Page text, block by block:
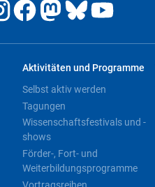
Aktivitäten und Programme
Selbst aktiv werden
Tagungen
Wissenschaftsfestivals und -
shows
Förder-, Fort- und
Weiterbildungsprogramme
Vortragsreihen